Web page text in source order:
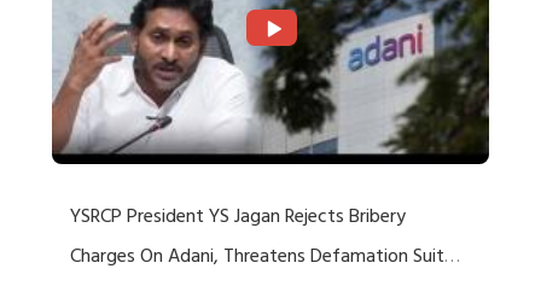
YSRCP President YS Jagan Rejects Bribery
Charges On Adani, Threatens Defamation Suit